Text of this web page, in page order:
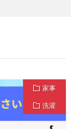
家事
洗濯